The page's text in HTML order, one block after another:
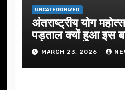
UNCATEGORIZED
अंतराष्ट्रीय योग
पड़ताल क्यों हुआ इस
निखार
MARCH 23, 2026